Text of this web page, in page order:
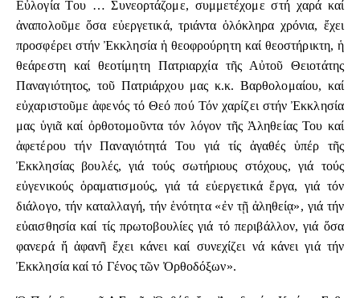
Εὐλογία Του … Συνεορτάζομε, συμμετέχομε στή χαρά καί
ἀναπολοῦμε ὅσα εὐεργετικά, τριάντα ὁλόκληρα χρόνια, ἔχει
προσφέρει στήν Ἐκκλησία ἡ θεοφρούρητη καί θεοστήρικτη, ἡ
θεάρεστη καί θεοτίμητη Πατριαρχία τῆς Αὐτοῦ Θειοτάτης
Παναγιότητος, τοῦ Πατριάρχου μας κ.κ. Βαρθολομαίου, καί
εὐχαριστοῦμε ἀφενός τό Θεό πού Τόν χαρίζει στήν Ἐκκλησία
μας ὑγιᾶ καί ὀρθοτομοῦντα τόν λόγον τῆς Ἀληθείας Του καί
ἀφετέρου τήν Παναγιότητά Του γιά τίς ἀγαθές ὑπέρ τῆς
Ἐκκλησίας βουλές, γιά τούς σωτήριους στόχους, γιά τούς
εὐγενικούς ὁραματισμούς, γιά τά εὐεργετικά ἔργα, γιά τόν
διάλογο, τήν καταλλαγή, τήν ἑνότητα «ἐν τῇ ἀληθείᾳ», γιά τήν
εὐαισθησία καί τίς πρωτοβουλίες γιά τό περιβάλλον, γιά ὅσα
φανερά ἤ ἀφανῆ ἔχει κάνει καί συνεχίζει νά κάνει γιά τήν
Ἐκκλησία καί τό Γένος τῶν Ὀρθοδόξων».